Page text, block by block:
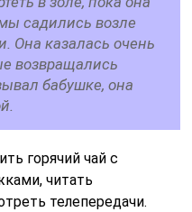
садились возле
Она казалась очень
возвращались
бабушке, она
горячий чай с
читать
телепередачи.